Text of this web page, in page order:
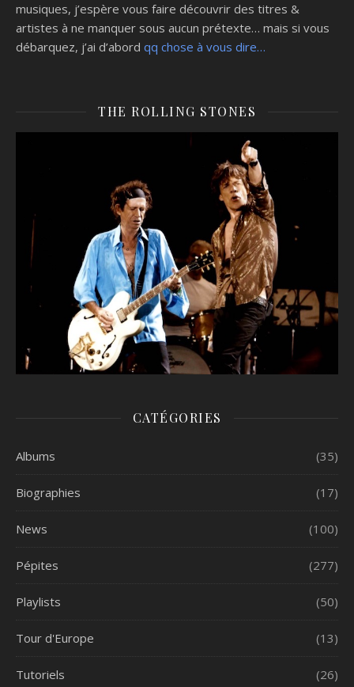
musiques, j’espère vous faire découvrir des titres &
artistes à ne manquer sous aucun prétexte… mais si vous
débarquez, j’ai d’abord qq chose à vous dire…
THE ROLLING STONES
CATÉGORIES
Albums (35)
Biographies (17)
News (100)
Pépites (277)
Playlists (50)
Tour d'Europe (13)
Tutoriels (26)